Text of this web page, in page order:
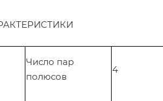
Число пар
полюсов
4